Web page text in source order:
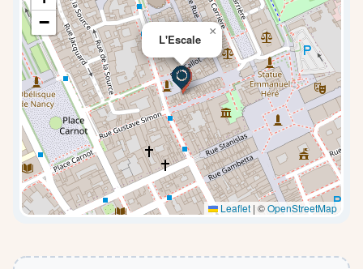
L'Escale
×
−
Leaflet | ©OpenStreetMap